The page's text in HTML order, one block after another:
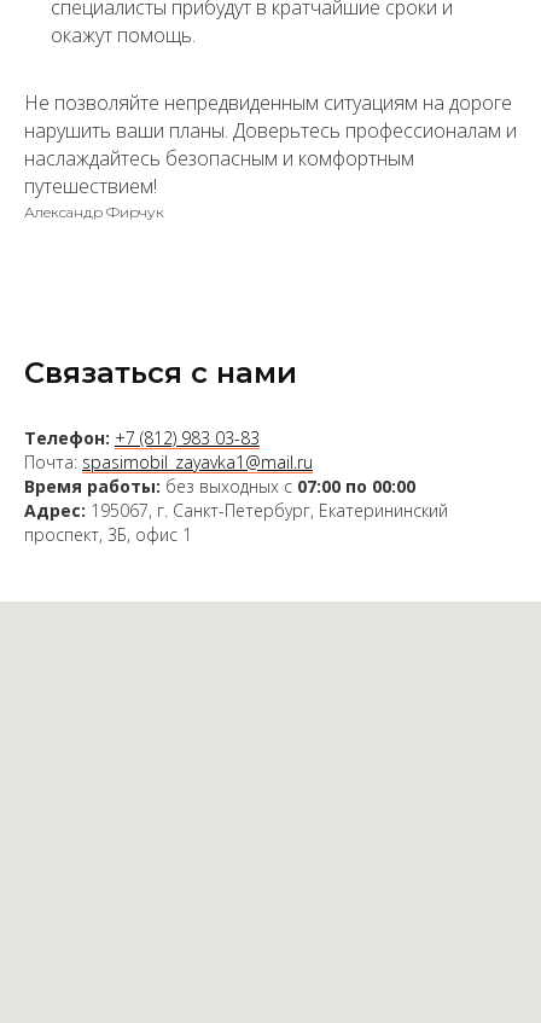
специалисты прибудут в кратчайшие сроки и
окажут помощь.
Не позволяйте непредвиденным ситуациям на дороге
нарушить ваши планы. Доверьтесь профессионалам и
наслаждайтесь безопасным и комфортным
путешествием!
Александр Фирчук
Связаться с нами
Телефон: +7 (812) 983 03-83
Почта: spasimobil_zayavka1@mail.ru
Время работы: без выходных с 07:00 по 00:00
Адрес: 195067, г. Санкт-Петербург, Екатерининский
проспект, 3Б, офис 1